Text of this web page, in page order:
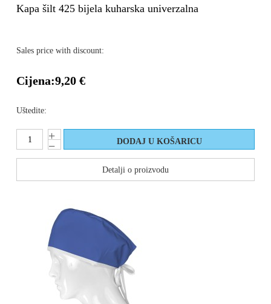
Kapa šilt 425 bijela kuharska univerzalna
Sales price with discount:
Cijena:9,20 €
Uštedite:
Detalji o proizvodu